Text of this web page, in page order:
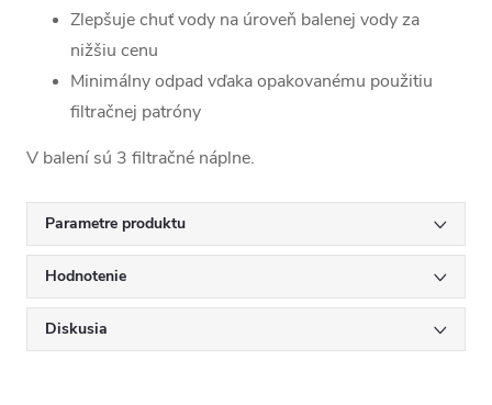
Zlepšuje chuť vody na úroveň balenej vody za
nižšiu cenu
Minimálny odpad vďaka opakovanému použitiu
filtračnej patróny
V balení sú 3 filtračné náplne.
Parametre produktu
Hodnotenie
Diskusia